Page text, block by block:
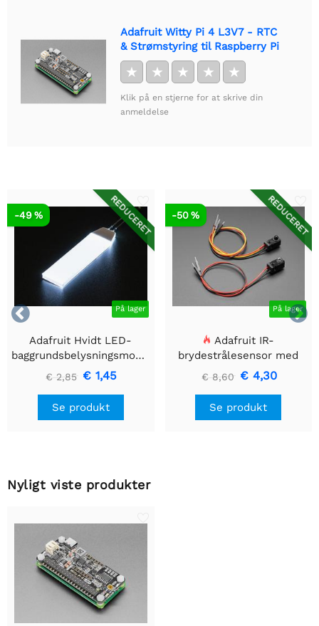
Adafruit Witty Pi 4 L3V7 - RTC
& Strømstyring til Raspberry Pi
★ ★ ★ ★ ★
Klik på en stjerne for at skrive din
anmeldelse


REDUCERET
På lager
-49 %
Adafruit Hvidt LED-
baggrundsbelysningsmodul
- Lille 12mm x 40mm
€ 2,85 € 1,45
Se produkt
REDUCERET
På lager
-50 %
Adafruit IR-
brydestrålesensor med
premium ledningsstuds -
5 mm LED'er
€ 8,60 € 4,30
Se produkt
Nyligt viste produkter